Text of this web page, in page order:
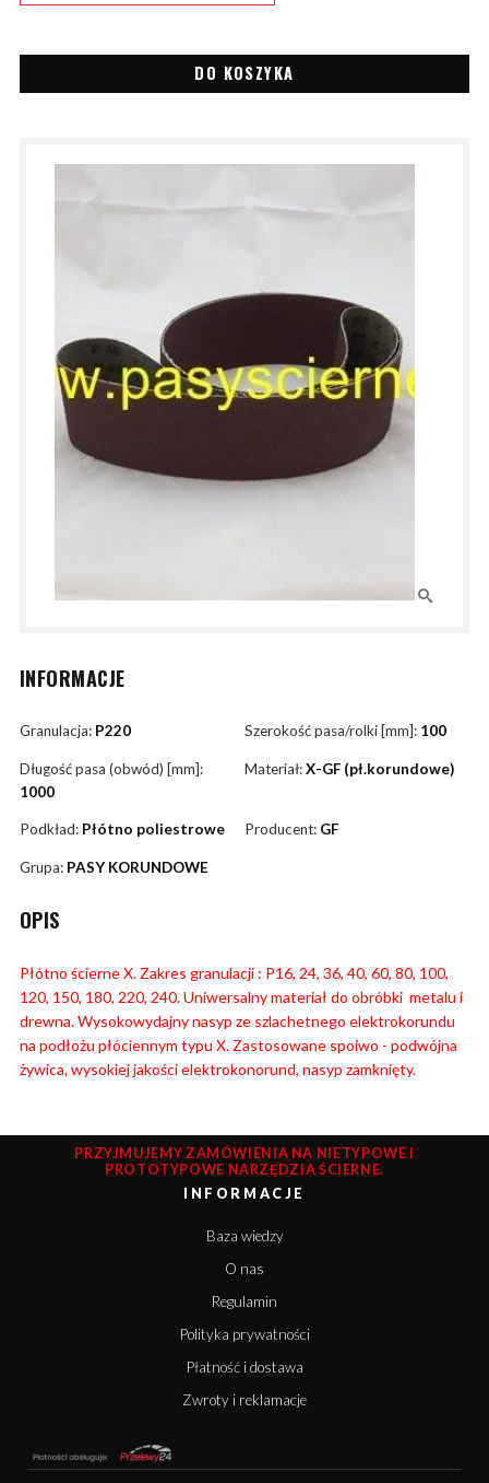
DO KOSZYKA
INFORMACJE
Granulacja: P220 Szerokość pasa/rolki [mm]: 100
Długość pasa (obwód) [mm]:
1000
Materiał:X-GF (pł.korundowe)
Podkład: Płótno poliestrowe Producent: GF
Grupa: PASY KORUNDOWE
OPIS
Płótno ścierne X. Zakres granulacji : P16, 24, 36, 40, 60, 80, 100,
120, 150, 180, 220, 240. Uniwersalny materiał do obróbki metalu i
drewna. Wysokowydajny nasyp ze szlachetnego elektrokorundu
na podłożu płóciennym typu X. Zastosowane spoiwo - podwójna
żywica, wysokiej jakości elektrokonorund, nasyp zamknięty.
PRZYJMUJEMY ZAMÓWIENIA NA NIETYPOWE I
PROTOTYPOWE NARZĘDZIA ŚCIERNE.
INFORMACJE
Baza wiedzy
O nas
Regulamin
Polityka prywatności
Płatność i dostawa
Zwroty i reklamacje